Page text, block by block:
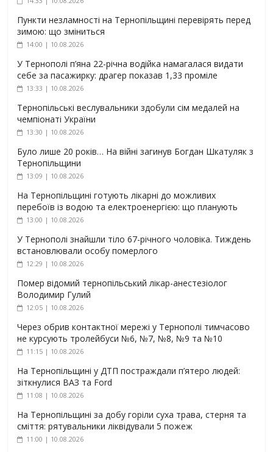
Пункти незламності на Тернопільщині перевірять перед
зимою: що зміниться
14:00 | 10.08.2026
У Тернополі п’яна 22-річна водійка намагалася видати
себе за пасажирку: драгер показав 1,33 проміле
13:33 | 10.08.2026
Тернопільські веслувальники здобули сім медалей на
чемпіонаті України
13:30 | 10.08.2026
Було лише 20 років… На війні загинув Богдан Шкатуляк з
Тернопільщини
13:09 | 10.08.2026
На Тернопільщині готують лікарні до можливих
перебоїв із водою та електроенергією: що планують
13:00 | 10.08.2026
У Тернополі знайшли тіло 67-річного чоловіка. Тиждень
встановлювали особу померлого
12:29 | 10.08.2026
Помер відомий тернопільський лікар-анестезіолог
Володимир Гулий
12:05 | 10.08.2026
Через обрив контактної мережі у Тернополі тимчасово
не курсують тролейбуси №6, №7, №8, №9 та №10
11:15 | 10.08.2026
На Тернопільщині у ДТП постраждали п’ятеро людей:
зіткнулися ВАЗ та Ford
11:08 | 10.08.2026
На Тернопільщині за добу горіли суха трава, стерня та
сміття: рятувальники ліквідували 5 пожеж
11:00 | 10.08.2026